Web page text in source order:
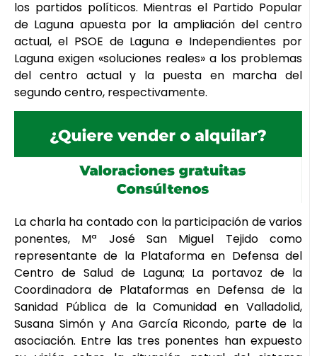
los partidos políticos. Mientras el Partido Popular
de Laguna apuesta por la ampliación del centro
actual, el PSOE de Laguna e Independientes por
Laguna exigen «soluciones reales» a los problemas
del centro actual y la puesta en marcha del
segundo centro, respectivamente.
La charla ha contado con la participación de varios
ponentes, Mª José San Miguel Tejido como
representante de la Plataforma en Defensa del
Centro de Salud de Laguna; La portavoz de la
Coordinadora de Plataformas en Defensa de la
Sanidad Pública de la Comunidad en Valladolid,
Susana Simón y Ana García Ricondo, parte de la
asociación. Entre las tres ponentes han expuesto